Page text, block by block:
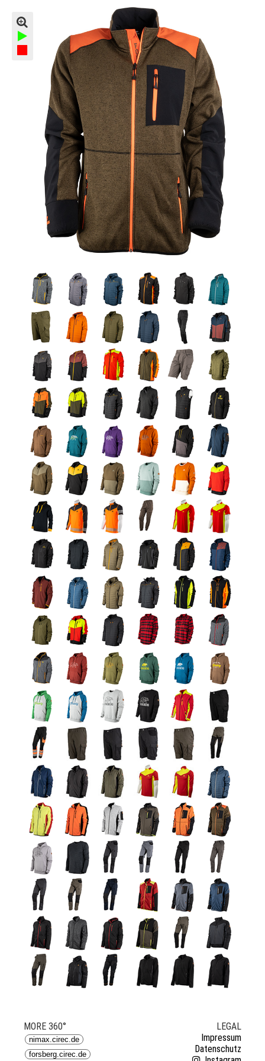
MORE 360°
nimax.cirec.de
forsberg.cirec.de
LEGAL
Impressum
Datenschutz